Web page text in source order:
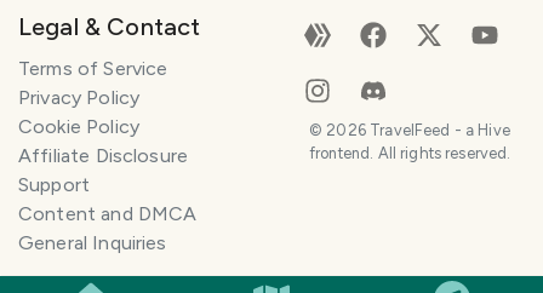
SMILES
Legal & Contact
Terms of Service
Privacy Policy
Cookie Policy
Affiliate Disclosure
Support
Content and DMCA
General Inquiries
© 2026TravelFeed - a Hive
frontend. All rights reserved.